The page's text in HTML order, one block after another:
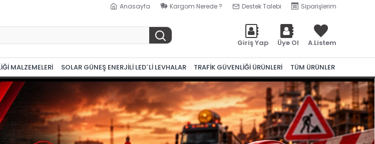
Anasayfa Kargom Nerede ? Destek Talebi Siparişlerim
Giriş Yap Üye Ol A.Listem
MALZEMELERİ SOLAR GÜNEŞ ENERJİLİ LED´Lİ LEVHALAR TRAFİK GÜVENLİĞİ ÜRÜNLERİ TÜM ÜRÜNLER